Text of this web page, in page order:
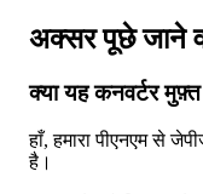
अक्सर पूछे जाने
क्या यह कनवर्टर
हाँ, हमारा पीएनएम से
है।